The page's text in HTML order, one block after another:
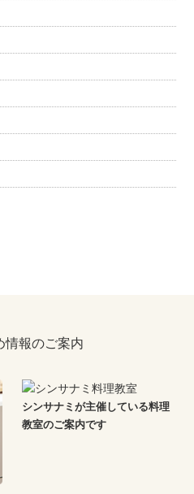
シンサナミが主催している料理
教室のご案内です